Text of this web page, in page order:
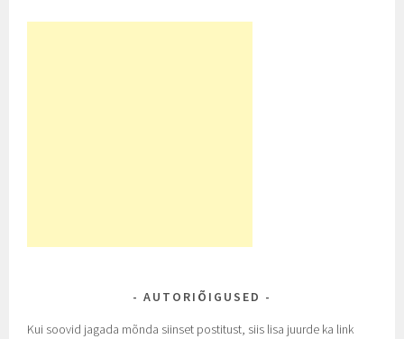
AUTORIÕIGUSED
Kui soovid jagada mõnda siinset postitust, siis lisa juurde ka link